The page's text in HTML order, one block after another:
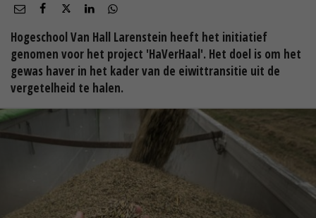
Hogeschool Van Hall Larenstein heeft het initiatief
genomen voor het project 'HaVerHaal'. Het doel is om het
gewas haver in het kader van de eiwittransitie uit de
vergetelheid te halen.